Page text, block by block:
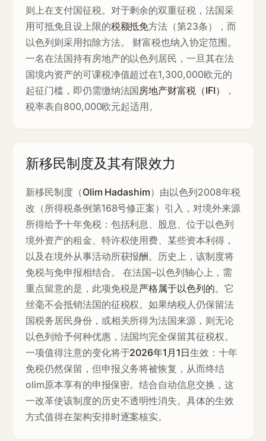
则上在支付国征税。对于剩余的双重征税，法国采
用可抵免且设上限的税额抵免方法（第23条），而
以色列则采用扣除方法。 财富税也纳入协定范围。
一名在法国持有房地产的以色列居民，一旦其在法
国境内资产的可课税净值超过在1,300,000欧元的
起征门槛，即仍需缴纳法国房地产财富税（IFI）
，
税率表自800,000欧元起适用。
新移民制度及其有限效力
新移民制度（Olim Hadashim）由以色列2008年税
改（所得税条例第168号修正案）引入，对境外来源
所得给予十年免税：包括利息、股息、位于以色列
境外资产的租金、特许权使用费、某些资本利得，
以及在境外从事活动所获报酬。历史上，该制度将
免税与免申报相结合。 在法国–以色列轴心上，需
重点留意的是，此项免税是严格属于以色列的。它
丝毫不会抵销法国的征税权。如果纳税人仍保留法
国税务居民身份，或相关所得为法国来源，则无论
以色列给予何种优惠，法国均完全保留其征税权。
一项值得注意的变化将于2026年1月1日生效：十年
免税仍然保留，但申报义务将被恢复，从而终结
olim原本享有的申报保密。结合自动信息交换，这
一改革使该制度的历史不透明性消失。具体的生效
方式值得在架构安排时逐案核实。